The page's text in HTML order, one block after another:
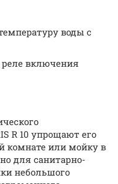
воды с
реле включения
R 10 упрощают его
комнате или мойку в
для санитарно-
небольшого